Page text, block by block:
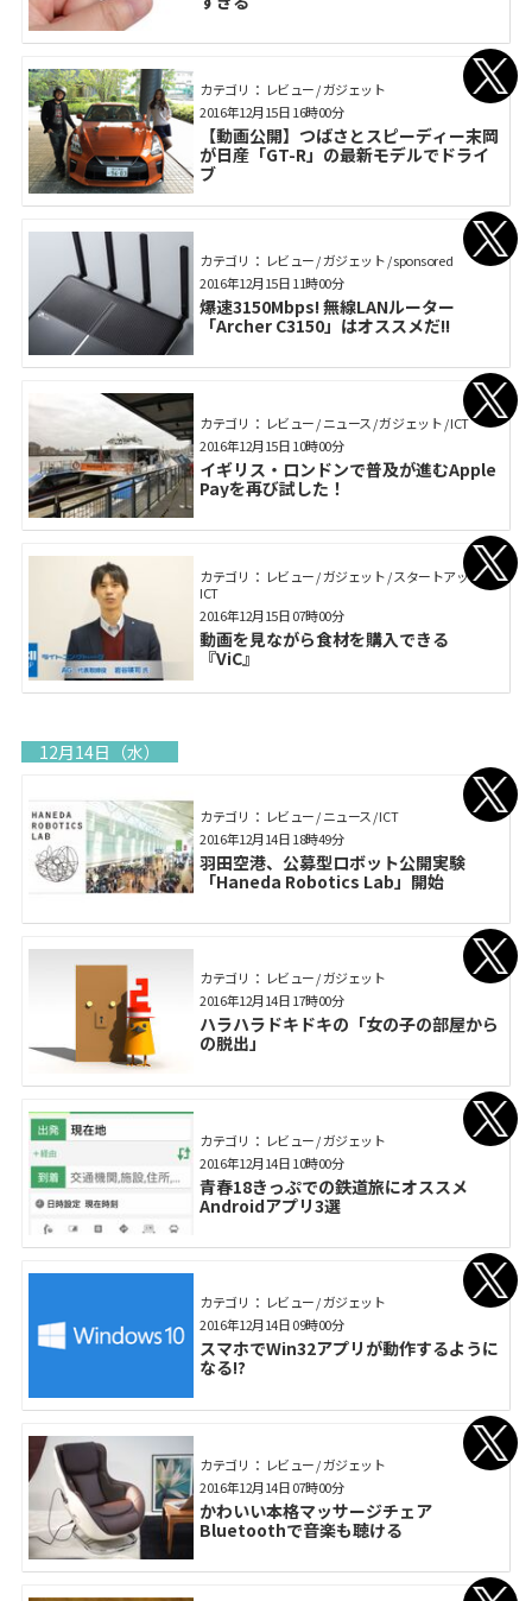
カテゴリ： レビュー / ガジェット
【動画公開】つばさとスピーディー末岡
が日産「GT-R」の最新モデルでドライ
ブ
2016年12月15日 16時00分
カテゴリ： レビュー / ガジェット / sponsored
爆速3150Mbps! 無線LANルーター
「Archer C3150」はオススメだ!!
2016年12月15日 11時00分
カテゴリ： レビュー / ニュース / ガジェット / ICT
イギリス・ロンドンで普及が進むApple
Payを再び試した！
2016年12月15日 10時00分
カテゴリ： レビュー / ガジェット / スタートアップ /
ICT
動画を見ながら食材を購入できる
『ViC』
2016年12月15日 07時00分
12月14日（水）
カテゴリ： レビュー / ニュース / ICT
羽田空港、公募型ロボット公開実験
「Haneda Robotics Lab」開始
2016年12月14日 18時49分
カテゴリ： レビュー / ガジェット
ハラハラドキドキの「女の子の部屋から
の脱出」
2016年12月14日 17時00分
カテゴリ： レビュー / ガジェット
青春18きっぷでの鉄道旅にオススメ
Androidアプリ3選
2016年12月14日 10時00分
カテゴリ： レビュー / ガジェット
スマホでWin32アプリが動作するように
なる!?
2016年12月14日 09時00分
カテゴリ： レビュー / ガジェット
かわいい本格マッサージチェア
Bluetoothで音楽も聴ける
2016年12月14日 07時00分